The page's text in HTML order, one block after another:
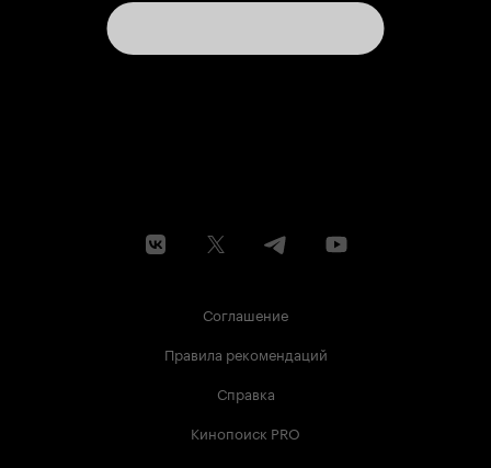
Соглашение
Правила рекомендаций
Справка
Кинопоиск PRO